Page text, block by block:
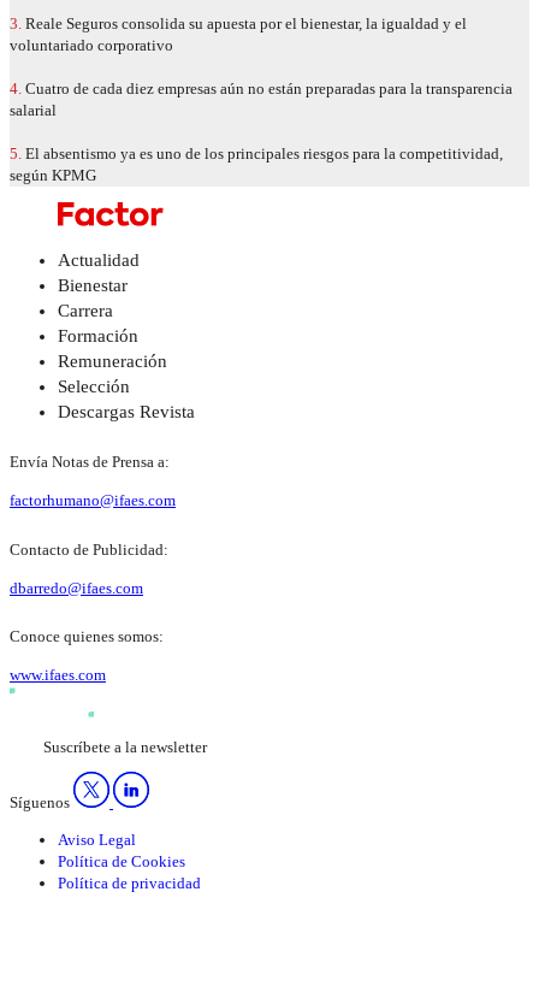
3. Reale Seguros consolida su apuesta por el bienestar, la igualdad y el
voluntariado corporativo
4. Cuatro de cada diez empresas aún no están preparadas para la transparencia
salarial
5. El absentismo ya es uno de los principales riesgos para la competitividad,
según KPMG
Actualidad
Bienestar
Carrera
Formación
Remuneración
Selección
Descargas Revista
Envía Notas de Prensa a:
factorhumano@ifaes.com
Contacto de Publicidad:
dbarredo@ifaes.com
Conoce quienes somos:
www.ifaes.com
Suscríbete a la newsletter
Síguenos
Aviso Legal
Política de Cookies
Política de privacidad